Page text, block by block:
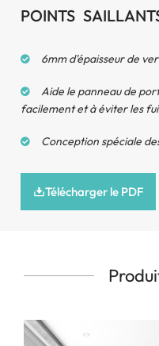
POINTS
6mm d'épaisseur de
Aide le panneau de
facilement et à éviter les
Conception spéciale
Télécharger le PDF